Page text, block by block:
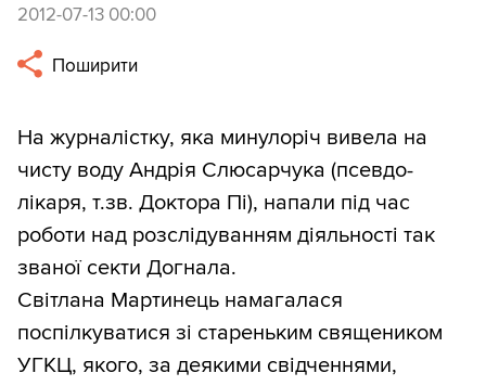
2012-07-13 00:00
Поширити
На журналістку, яка минулоріч вивела на
чисту воду Андрія Слюсарчука (псевдо-
лікаря, т.зв. Доктора Пі), напали під час
роботи над розслідуванням діяльності так
званої секти Догнала.
Світлана Мартинець намагалася
поспілкуватися зі стареньким священиком
УГКЦ, якого, за деякими свідченнями,